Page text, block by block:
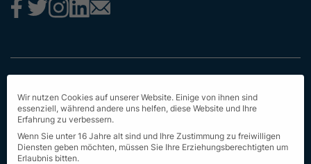
Impressum
Datenschutz
AGB
Erstinformation
Wir nutzen Cookies auf unserer Website. Einige von ihnen sind
essenziell, während andere uns helfen, diese Website und Ihre
Erfahrung zu verbessern.
Wenn Sie unter 16 Jahre alt sind und Ihre Zustimmung zu freiwilligen
Diensten geben möchten, müssen Sie Ihre Erziehungsberechtigten um
Erlaubnis bitten.